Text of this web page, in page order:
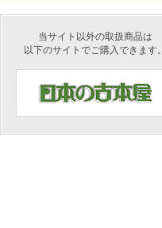
当サイト以外の取扱商品は
以下のサイトでご購入できます。